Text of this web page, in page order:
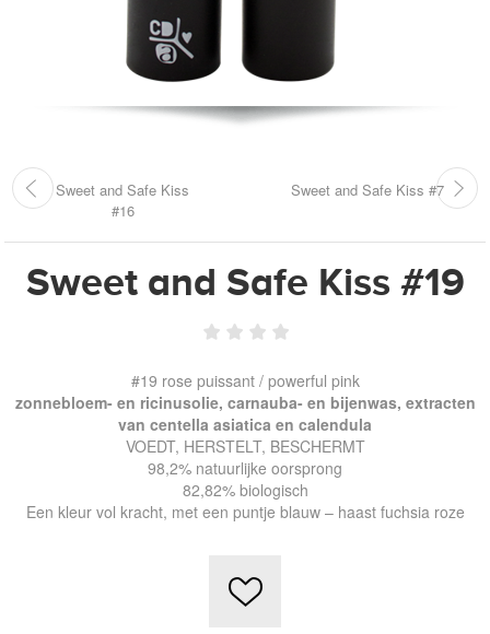
Sweet and Safe Kiss
#16
Sweet and Safe Kiss #7
Sweet and Safe Kiss #19
#19 rose puissant / powerful pink
zonnebloem- en ricinusolie, carnauba- en bijenwas, extracten
van centella asiatica en calendula
VOEDT, HERSTELT, BESCHERMT
98,2% natuurlijke oorsprong
82,82% biologisch
Een kleur vol kracht, met een puntje blauw – haast fuchsia roze